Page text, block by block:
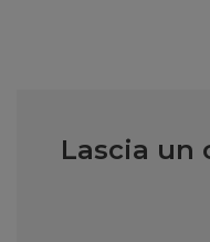
Lascia un